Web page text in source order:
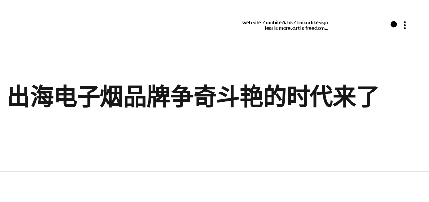
web site / mobile & h5 / brand design
less is more, art is freedom…
出海电子烟品牌争奇斗艳的时代来了